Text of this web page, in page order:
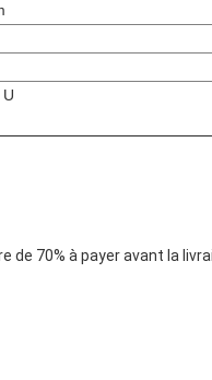
de 70% à payer avant la